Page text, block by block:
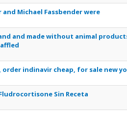
and Michael Fassbender were
en moyenne
1234 5
and made without animal
en moyenne
12345
order indinavir cheap, for sale new
en moyenne
12345
Sin Receta
en moyenne
12345